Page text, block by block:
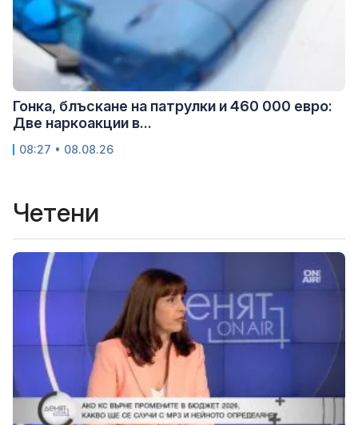
Гонка, блъскане на патрулки и 460 000 евро:
Две наркоакции в...
08:27 • 08.08.26
Четени